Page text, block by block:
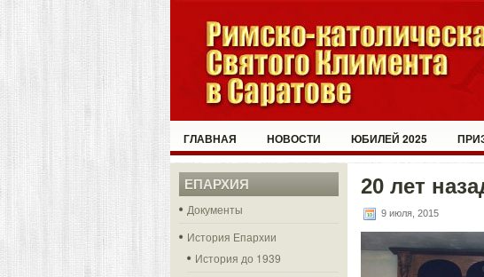
ГЛАВНАЯ НОВОСТИ ЮБИЛЕЙ 2025
ЕПАРХИЯ
Документы
История Епархии
История до 1939
20 лет
9 июля, 2015